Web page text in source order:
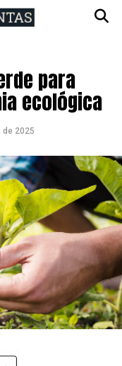
para
ecológica
de 2025